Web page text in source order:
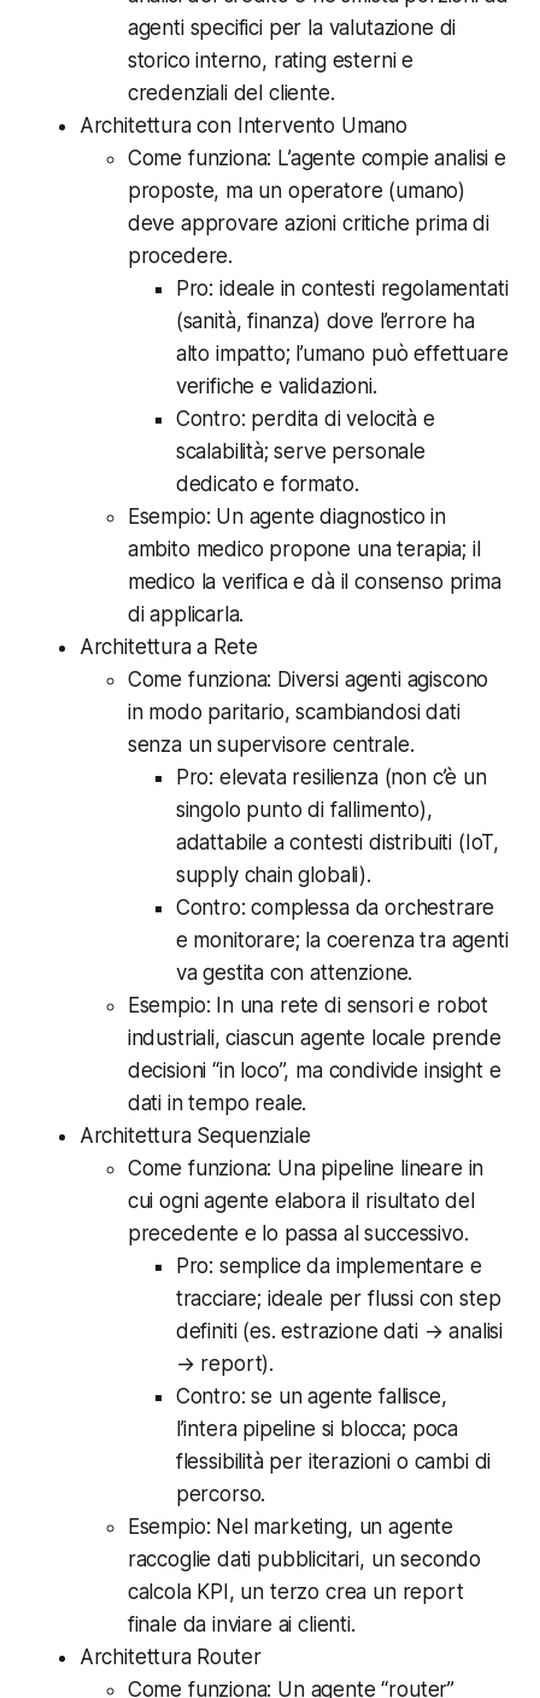
agenti specifici per la valutazione di
storico interno, rating esterni e
credenziali del cliente.
Architettura con Intervento Umano
Come funziona: L’agente compie analisi e
proposte, ma un operatore (umano)
deve approvare azioni critiche prima di
procedere.
Pro: ideale in contesti regolamentati
(sanità, finanza) dove l’errore ha
alto impatto; l’umano può effettuare
verifiche e validazioni.
Contro: perdita di velocità e
scalabilità; serve personale
dedicato e formato.
Esempio: Un agente diagnostico in
ambito medico propone una terapia; il
medico la verifica e dà il consenso prima
di applicarla.
Architettura a Rete
Come funziona: Diversi agenti agiscono
in modo paritario, scambiandosi dati
senza un supervisore centrale.
Pro: elevata resilienza (non c’è un
singolo punto di fallimento),
adattabile a contesti distribuiti (IoT,
supply chain globali).
Contro: complessa da orchestrare
e monitorare; la coerenza tra agenti
va gestita con attenzione.
Esempio: In una rete di sensori e robot
industriali, ciascun agente locale prende
decisioni “in loco”, ma condivide insight e
dati in tempo reale.
Architettura Sequenziale
Come funziona: Una pipeline lineare in
cui ogni agente elabora il risultato del
precedente e lo passa al successivo.
Pro: semplice da implementare e
tracciare; ideale per flussi con step
definiti (es. estrazione dati → analisi
→ report).
Contro: se un agente fallisce,
l’intera pipeline si blocca; poca
flessibilità per iterazioni o cambi di
percorso.
Esempio: Nel marketing, un agente
raccoglie dati pubblicitari, un secondo
calcola KPI, un terzo crea un report
finale da inviare ai clienti.
Architettura Router
Come funziona: Un agente “router”